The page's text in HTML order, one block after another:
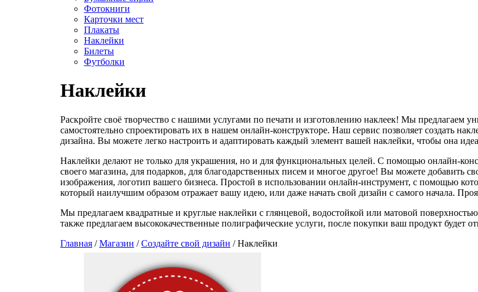
Фотокниги
Карточки мест
Плакаты
Наклейки
Билеты
Футболки
Наклейки
Раскройте своё творчество с нашими услугами по печати и изготовлению наклеек! Мы предлагаем
самостоятельно спроектировать их в нашем онлайн-конструкторе. Наш сервис позволяет создать
дизайна. Вы можете легко настроить и адаптировать каждый элемент вашей наклейки, чтобы она
Наклейки делают не только для украшения, но и для функциональных целей. С помощью онлайн-
своего магазина, для подарков, для благодарственных писем и многое другое! Вы можете добавить
изображения, логотип вашего бизнеса. Простой в использовании онлайн-инструмент, с помощью
который наилучшим образом отражает вашу идею, или даже начать свой дизайн с самого начала.
Мы предлагаем квадратные и круглые наклейки с глянцевой, водостойкой или матовой
также предлагаем высококачественные полиграфические услуги, после покупки ваш продукт будет
Главная /Магазин /Создайте свой дизайн / Наклейки